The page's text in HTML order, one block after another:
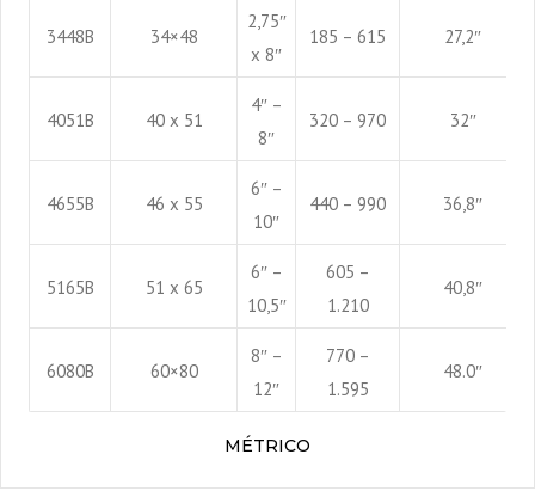
3448B 34×48
2,75″
x 8″
185 – 615 27,2″
4051B 40 x 51
4″ –
8″
320 – 970 32″
4655B 46 x 55
6″ –
10″
440 – 990 36,8″
5165B 51 x 65
6″ –
10,5″
605 –
1.210
40,8″
6080B 60×80
8″ –
12″
770 –
1.595
48.0″
MÉTRICO